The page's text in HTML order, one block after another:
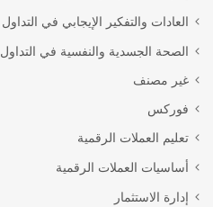
العادات والتفكير الإيجابي في التداول
الصحة الجسدية والنفسية في التداول
غير مصنف
فوركس
تعليم العملات الرقمية
أساسيات العملات الرقمية
إدارة الاستثمار